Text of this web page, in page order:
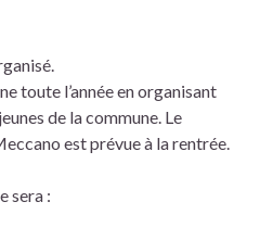
toute l’année en organisant
de la commune. Le
est prévue à la rentrée.
sera :